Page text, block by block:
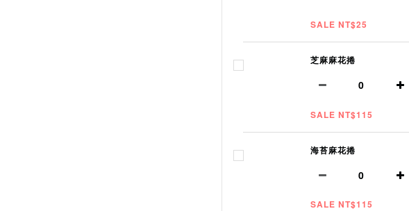
SALE NT$25
芝麻麻花捲
SALE NT$115
海苔麻花捲
SALE NT$115